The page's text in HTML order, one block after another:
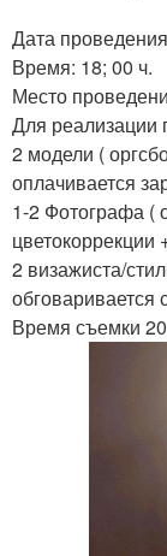
Дата
Время: 18; 00 ч.
Место
Для реализации
2 модели (
оплачивается
1-2 Фотографа (
цветокоррекции
2 визажиста/
обговаривается
Время съемки